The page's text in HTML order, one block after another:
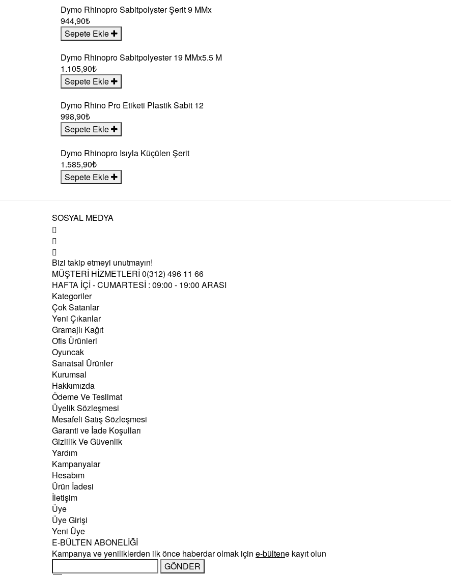
Dymo Rhinopro Sabitpolyster Şerit 9 MMx
944,90₺
Sepete Ekle
Dymo Rhinopro Sabitpolyester 19 MMx5.5 M
1.105,90₺
Sepete Ekle
Dymo Rhino Pro Etiketi Plastik Sabit 12
998,90₺
Sepete Ekle
Dymo Rhinopro Isıyla Küçülen Şerit
1.585,90₺
Sepete Ekle
SOSYAL MEDYA
Bizi takip etmeyi unutmayın!
MÜŞTERİ HİZMETLERİ0(312) 496 11 66
HAFTA İÇİ - CUMARTESİ : 09:00 - 19:00 ARASI
Kategoriler
Çok Satanlar
Yeni Çıkanlar
Gramajlı Kağıt
Ofis Ürünleri
Oyuncak
Sanatsal Ürünler
Kurumsal
Hakkımızda
Ödeme Ve Teslimat
Üyelik Sözleşmesi
Mesafeli Satış Sözleşmesi
Garanti ve İade Koşulları
Gizlilik Ve Güvenlik
Yardım
Kampanyalar
Hesabım
Ürün İadesi
İletişim
Üye
Üye Girişi
Yeni Üye
E-BÜLTEN ABONELİĞİ
Kampanya ve yeniliklerden ilk önce haberdar olmak için e-bültene kayıt olun
GÖNDER